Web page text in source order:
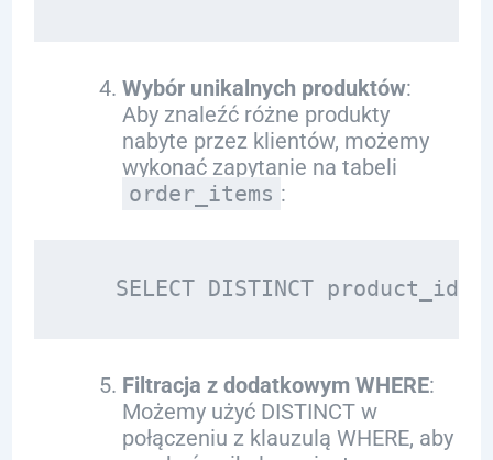
Wybór unikalnych produktów:
Aby znaleźć różne produkty
nabyte przez klientów, możemy
wykonać zapytanie na tabeli
order_items :
Filtracja z dodatkowym WHERE:
Możemy użyć DISTINCT w
połączeniu z klauzulą WHERE, aby